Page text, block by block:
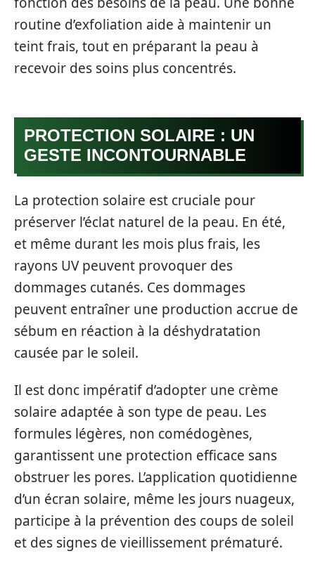
routine d’exfoliation aide à maintenir un
teint frais, tout en préparant la peau à
recevoir des soins plus concentrés.
PROTECTION SOLAIRE : UN
GESTE INCONTOURNABLE
La protection solaire est cruciale pour
préserver l’éclat naturel de la peau. En été,
et même durant les mois plus frais, les
rayons UV peuvent provoquer des
dommages cutanés. Ces dommages
peuvent entraîner une production accrue de
sébum en réaction à la déshydratation
causée par le soleil.
Il est donc impératif d’adopter une crème
solaire adaptée à son type de peau. Les
formules légères, non comédogènes,
garantissent une protection efficace sans
obstruer les pores. L’application quotidienne
d’un écran solaire, même les jours nuageux,
participe à la prévention des coups de soleil
et des signes de vieillissement prématuré.